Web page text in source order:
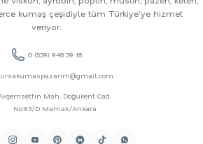
kumaş çeşidiyle tüm Türkiye'ye hizmet
veriyor.
0 (539) 948 39 18
Mah. Doğukent Cad.
No:93/D Mamak/Ankara